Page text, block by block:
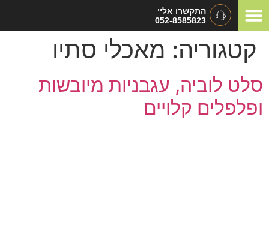
התקשרו אליי
052-8585823
קטגוריה: מאכלי סתיו
סלט לוביה, עגבניות מיובשות
ופלפלים קלויים